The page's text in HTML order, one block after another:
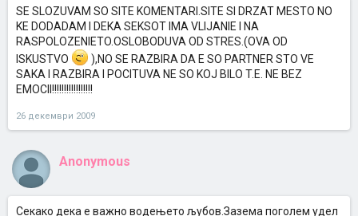
SE SLOZUVAM SO SITE KOMENTARI.SITE SI DRZAT MESTO NO
KE DODADAM I DEKA SEKSOT IMA VLIJANIE I NA
RASPOLOZENIETO.OSLOBODUVA OD STRES.(OVA OD
ISKUSTVO
),NO SE RAZBIRA DA E SO PARTNER STO VE
SAKA I RAZBIRA I POCITUVA NE SO KOJ BILO T.E. NE BEZ
EMOCII!!!!!!!!!!!!!!!!!
26 декември 2009
Anonymous
Секако дека е важно водењето љубов.Зазема поголем удел